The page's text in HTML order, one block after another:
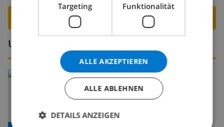
VILLA BUCHEN ›
Umgebung
Targeting Funktionalität
ALLE AKZEPTIEREN
ALLE ABLEHNEN
DETAILS ANZEIGEN